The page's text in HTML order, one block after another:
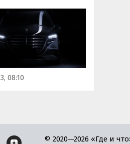
дебют которых
этим летом.
первый тизер,
интерес к
автомобилей.
08:10
© 2020—2026 «Где и